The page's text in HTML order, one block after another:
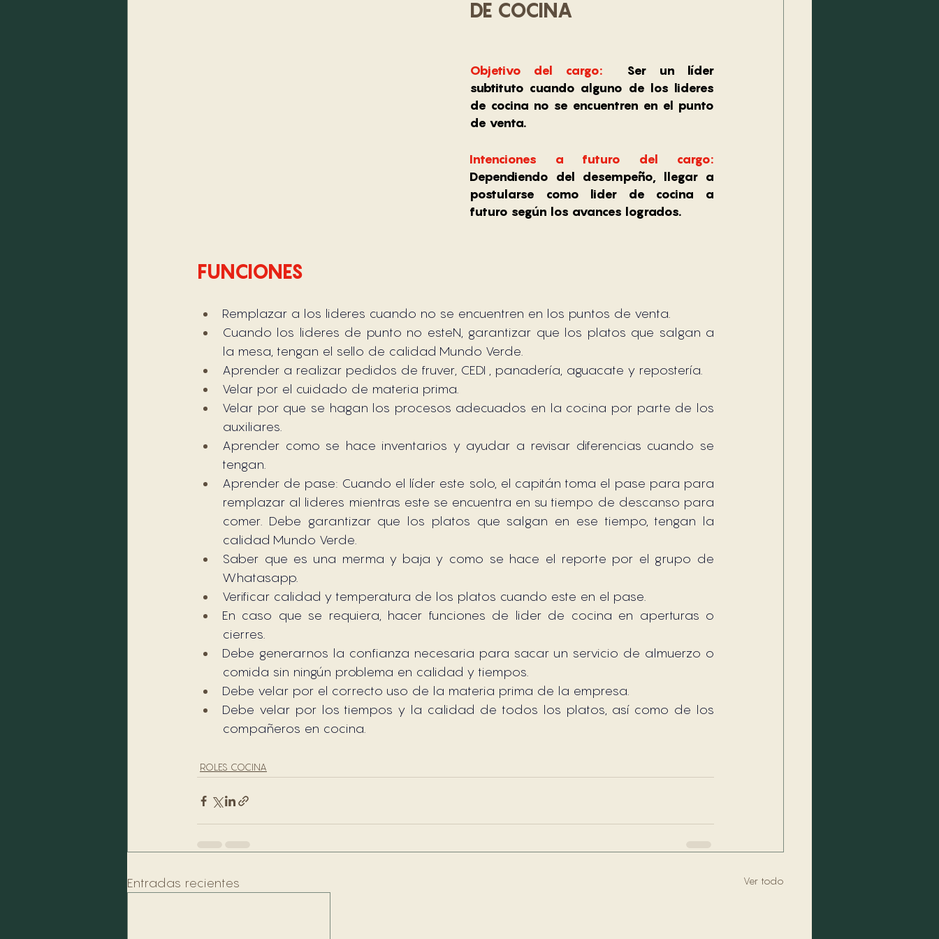
DE COCINA
Objetivo del cargo:
Ser un líder
subtituto cuando alguno de los lideres
de cocina no se encuentren en el punto
de venta.
Dependiendo del desempeño, llegar a
postularse como lider de cocina a
futuro según los avances logrados.
FUNCIONES
Remplazar a los lideres cuando no se encuentren en los puntos de venta.
Cuando los lideres de punto no esteN, garantizar que los platos que salgan a
la mesa, tengan el sello de calidad Mundo Verde.
Aprender a realizar pedidos de fruver, CEDI , panadería, aguacate y repostería.
Velar por el cuidado de materia prima.
Velar por que se hagan los procesos adecuados en la cocina por parte de los
auxiliares.
Aprender como se hace inventarios y ayudar a revisar diferencias cuando se
tengan.
Aprender de pase: Cuando el líder este solo, el capitán toma el pase para para
remplazar al lideres mientras este se encuentra en su tiempo de descanso para
comer. Debe garantizar que los platos que salgan en ese tiempo, tengan la
calidad Mundo Verde.
Saber que es una merma y baja y como se hace el reporte por el grupo de
Whatasapp.
Verificar calidad y temperatura de los platos cuando este en el pase.
En caso que se requiera, hacer funciones de lider de cocina en aperturas o
cierres.
Debe generarnos la confianza necesaria para sacar un servicio de almuerzo o
comida sin ningún problema en calidad y tiempos.
Debe velar por el correcto uso de la materia prima de la empresa.
Debe velar por los tiempos y la calidad de todos los platos, así como de los
compañeros en cocina.
ROLES COCINA
Entradas recientes Ver todo